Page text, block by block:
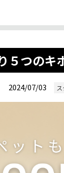
５つの
2024/07/03